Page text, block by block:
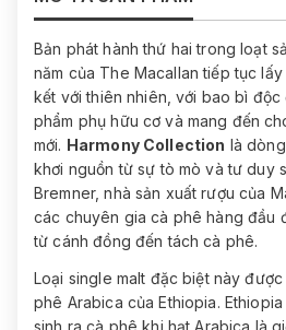
Bản phát hành thứ hai trong loạt
năm của The Macallan tiếp tục
kết với thiên nhiên, với bao bì
phẩm phụ hữu cơ và mang đến
mới. Harmony Collection là
khơi nguồn từ sự tò mò và tư duy
Bremner, nhà sản xuất rượu của
các chuyên gia cà phê hàng đầu
từ cánh đồng đến tách cà phê.
Loại single malt đặc biệt này
phê Arabica của Ethiopia.
sinh ra cà phê khi hạt Arabica là